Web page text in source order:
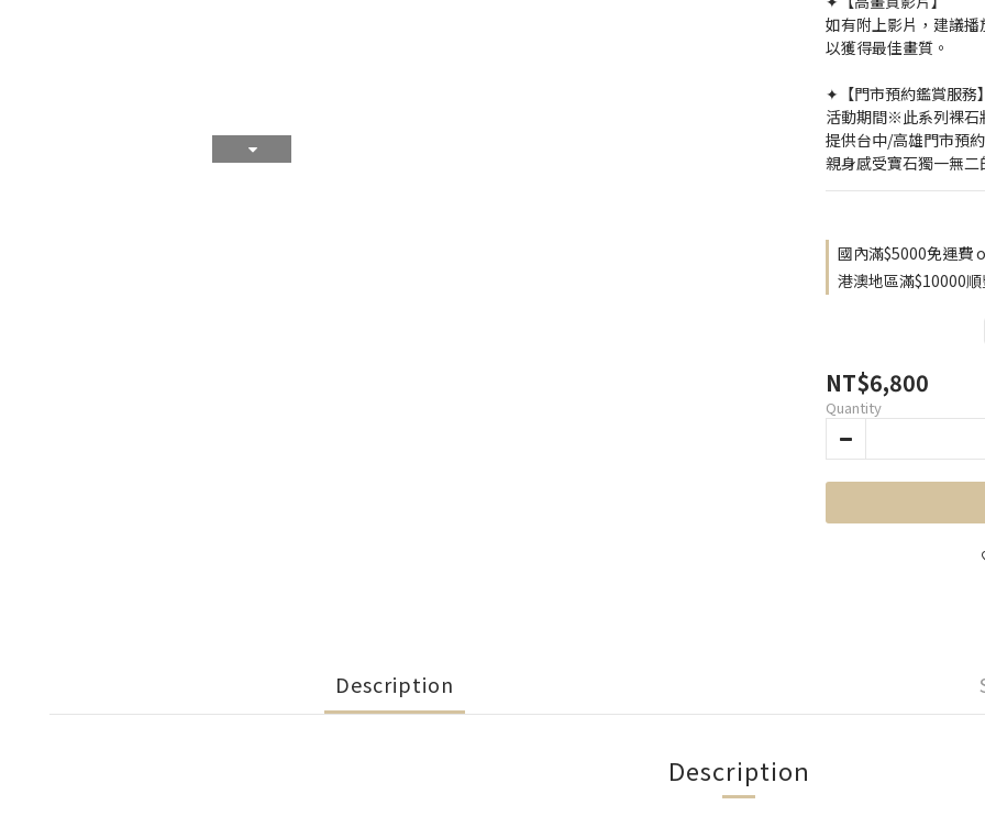
如有附上影片，建議播
以獲得最佳畫質。
✦【門市預約鑑賞服務】
活動期間※此系列裸石
提供台中/高雄門市預
親身感受寶石獨一無二
國內滿$5000免運費
港澳地區滿$10000
NT$6,800
Quantity
Description
Description